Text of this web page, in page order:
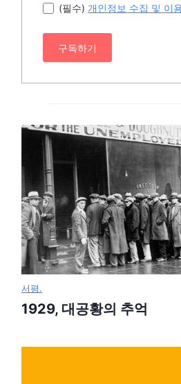
(필수) 개인정보 수집 및 이
구독하기
서평.
1929, 대공황의 추억